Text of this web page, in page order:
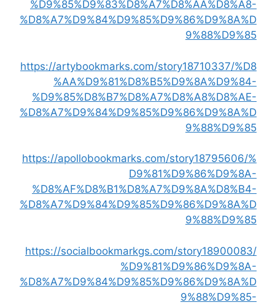
%D9%85%D9%83%D8%A7%D8%AA%D8%A8-
%D8%A7%D9%84%D9%85%D9%86%D9%8A%D
9%88%D9%85
https://artybookmarks.com/story18710337/%D8
%AA%D9%81%D8%B5%D9%8A%D9%84-
%D9%85%D8%B7%D8%A7%D8%A8%D8%AE-
%D8%A7%D9%84%D9%85%D9%86%D9%8A%D
9%88%D9%85
https://apollobookmarks.com/story18795606/%
D9%81%D9%86%D9%8A-
%D8%AF%D8%B1%D8%A7%D9%8A%D8%B4-
%D8%A7%D9%84%D9%85%D9%86%D9%8A%D
9%88%D9%85
https://socialbookmarkgs.com/story18900083/
%D9%81%D9%86%D9%8A-
%D8%A7%D9%84%D9%85%D9%86%D9%8A%D
9%88%D9%85-